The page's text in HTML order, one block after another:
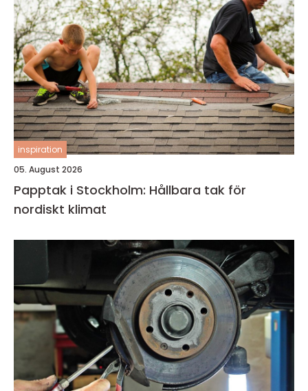
inspiration
05. August 2026
Papptak i Stockholm: Hållbara tak för
nordiskt klimat